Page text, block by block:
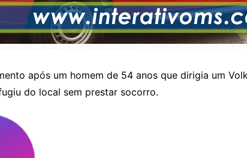
após um homem de 54 anos que dirigia um
do local sem prestar socorro.